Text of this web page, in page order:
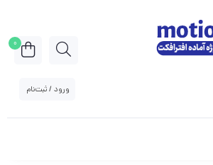
ورود / ثبت‌نام
0